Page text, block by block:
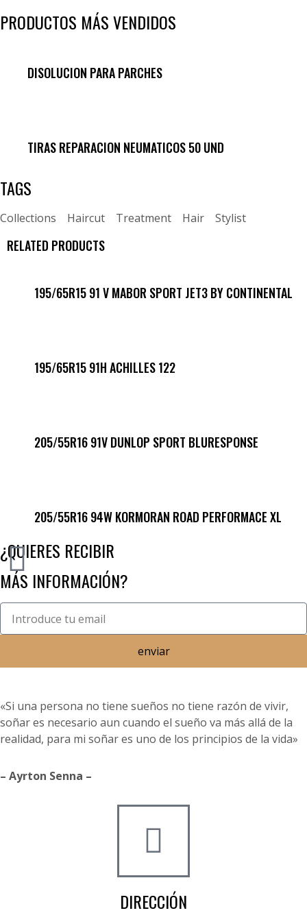
PRODUCTOS MÁS VENDIDOS
DISOLUCION PARA PARCHES
TIRAS REPARACION NEUMATICOS 50 UND
TAGS
Collections Haircut Treatment Hair Stylist
RELATED PRODUCTS
195/65R15 91 V MABOR SPORT JET3 BY CONTINENTAL
195/65R15 91H ACHILLES 122
205/55R16 91V DUNLOP SPORT BLURESPONSE
205/55R16 94W KORMORAN ROAD PERFORMACE XL
¿QUIERES RECIBIR
MÁS INFORMACIÓN?
enviar
«Si una persona no tiene sueños no tiene razón de vivir,
soñar es necesario aun cuando el sueño va más allá de la
realidad, para mi soñar es uno de los principios de la vida»
– Ayrton Senna –
DIRECCIÓN